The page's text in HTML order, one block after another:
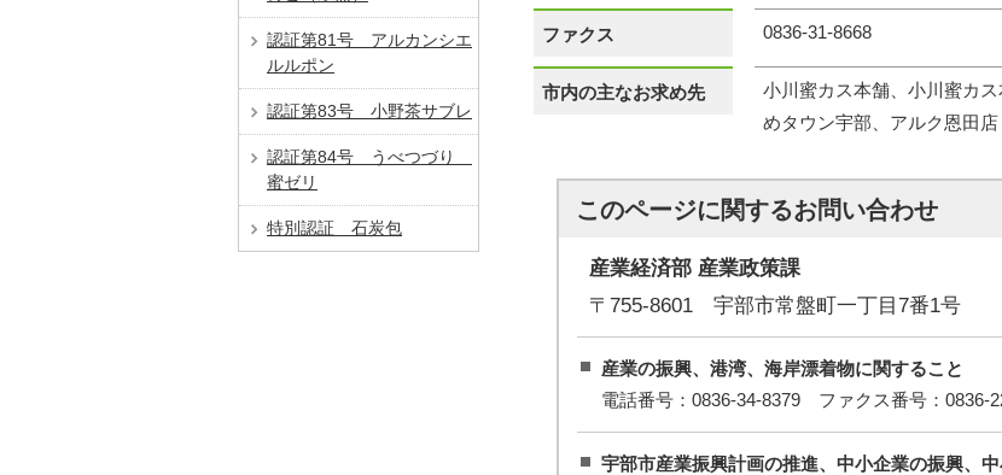
ファクス 0836-31-8668
市内の主なお求め先
小川蜜カス本舗、小川蜜カ
めタウン宇部、アルク恩田店
このページに関するお問い合わせ
産業経済部 産業政策課
〒755-8601 宇部市常盤町一丁目7番1号
産業の振興、港湾、海岸漂着物に関すること
電話番号：0836-34-8379 ファクス番号：0836-
宇部市産業振興計画の推進、中小企業の振興、
認証第81号 アルカンシエ
ルルポン
認証第83号 小野茶サブレ
認証第84号 うべつづり
蜜ゼリ
特別認証 石炭包